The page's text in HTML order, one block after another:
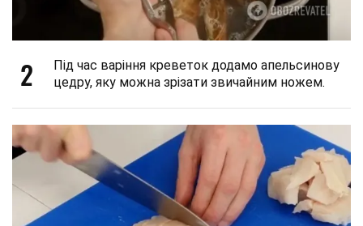
2
Під час варіння креветок додамо апельсинову
цедру, яку можна зрізати звичайним ножем.